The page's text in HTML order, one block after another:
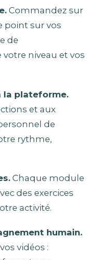
Commandez sur
point sur vos
de
niveau et vos
la plateforme.
et aux
de
rythme,
Chaque module
des exercices
activité.
humain.
vidéos :